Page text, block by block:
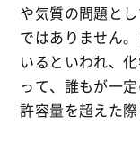
や気質の問題と
ではありません
いるといわれ、
って、誰もが一
許容量を超えた